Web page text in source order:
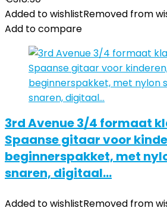
Added to wishlistRemoved from
Add to compare
3rd Avenue 3/4 formaat
Spaanse gitaar voor
beginnerspakket, met
snaren, digitaal…
Added to wishlistRemoved from